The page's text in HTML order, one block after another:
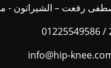
info@hip-